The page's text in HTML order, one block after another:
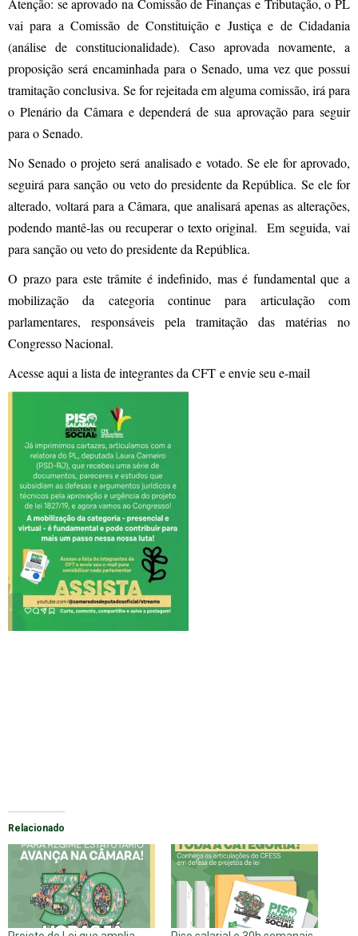
vai para a Comissão de Constituição e Justiça e de Cidadania
(análise de constitucionalidade). Caso aprovada novamente, a
proposição será encaminhada para o Senado, uma vez que possui
tramitação conclusiva. Se for rejeitada em alguma comissão, irá para
o Plenário da Câmara e dependerá de sua aprovação para seguir
para o Senado.
No Senado o projeto será analisado e votado. Se ele for aprovado,
seguirá para sanção ou veto do presidente da República. Se ele for
alterado, voltará para a Câmara, que analisará apenas as alterações,
podendo mantê-las ou recuperar o texto original. Em seguida, vai
para sanção ou veto do presidente da República.
O prazo para este trâmite é indefinido, mas é fundamental que a
mobilização da categoria continue para articulação com
parlamentares, responsáveis pela tramitação das matérias no
Congresso Nacional.
Acesse aqui a lista de integrantes da CFT e envie seu e-mail
Relacionado